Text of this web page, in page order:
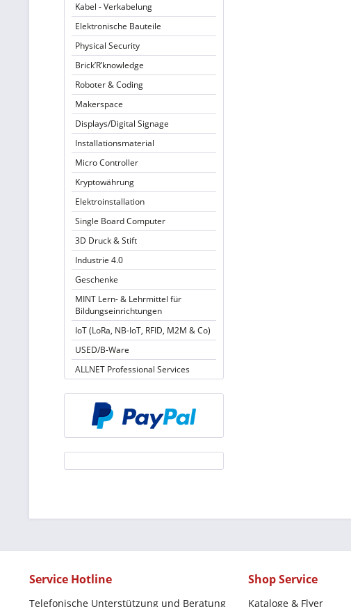
Kabel - Verkabelung
Elektronische Bauteile
Physical Security
Brick’R’knowledge
Roboter & Coding
Makerspace
Displays/Digital Signage
Installationsmaterial
Micro Controller
Kryptowährung
Elektroinstallation
Single Board Computer
3D Druck & Stift
Industrie 4.0
Geschenke
MINT Lern- & Lehrmittel für
Bildungseinrichtungen
IoT (LoRa, NB-IoT, RFID, M2M & Co)
USED/B-Ware
ALLNET Professional Services
Service Hotline
Telefonische Unterstützung und Beratung
Shop Service
Kataloge & Flyer